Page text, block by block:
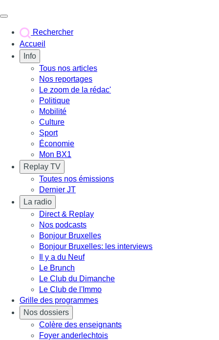
Rechercher
Accueil
Info
Tous nos articles
Nos reportages
Le zoom de la rédac'
Politique
Mobilité
Culture
Sport
Économie
Mon BX1
Replay TV
Toutes nos émissions
Dernier JT
La radio
Direct & Replay
Nos podcasts
Bonjour Bruxelles
Bonjour Bruxelles: les interviews
Il y a du Neuf
Le Brunch
Le Club du Dimanche
Le Club de l'Immo
Grille des programmes
Nos dossiers
Colère des enseignants
Foyer anderlechtois